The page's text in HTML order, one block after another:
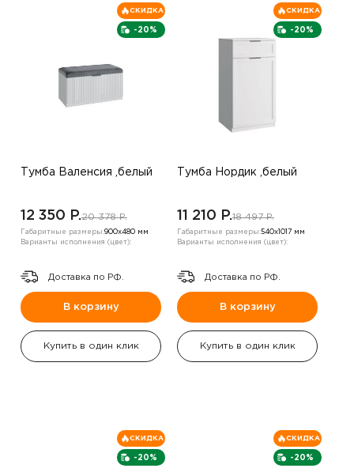
-20%
СКИДКА
Тумба Валенсия ,белый
12 350 P.20 378 P.
Габаритные размеры:900х480 мм
Варианты исполнения (цвет):
Доставка по РФ.
В корзину
Купить в один клик
-20%
СКИДКА
Тумба Нордик ,белый
11 210 P.18 497 P.
Габаритные размеры:540х1017 мм
Варианты исполнения (цвет):
Доставка по РФ.
В корзину
Купить в один клик
-20%
СКИДКА
-20%
СКИДКА